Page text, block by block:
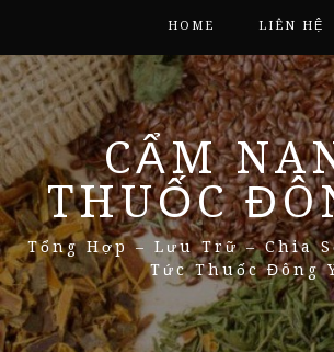
HOME LIÊN HỆ
CẨM
THUỐC
Tổng Hợp – Lưu Trữ – Chia
Tức Thuốc Đông